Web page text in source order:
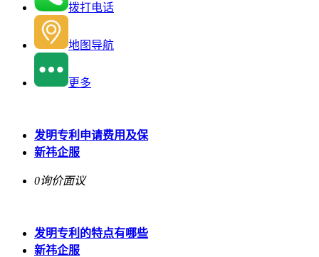
拨打电话
地图导航
更多
发明专利申请费用及保
新祎企服
0询价面议
发明专利的特点有哪些
新祎企服